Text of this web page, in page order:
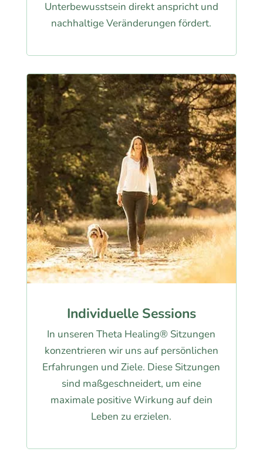
Unterbewusstsein direkt anspricht und
nachhaltige Veränderungen fördert.
Individuelle Sessions
In unseren Theta Healing® Sitzungen
konzentrieren wir uns auf persönlichen
Erfahrungen und Ziele. Diese Sitzungen
sind maßgeschneidert, um eine
maximale positive Wirkung auf dein
Leben zu erzielen.